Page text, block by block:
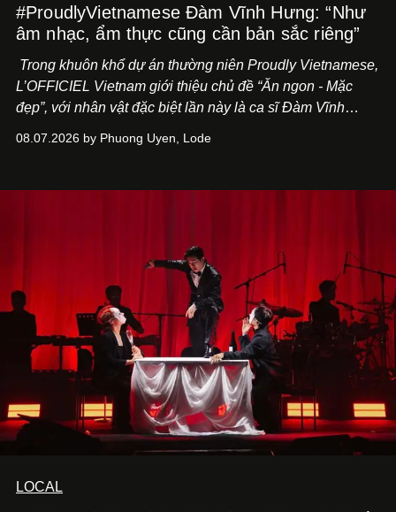
#ProudlyVietnamese Đàm Vĩnh Hưng: “Như
âm nhạc, ẩm thực cũng cần bản sắc riêng”
Trong khuôn khổ dự án thường niên Proudly Vietnamese,
L’OFFICIEL Vietnam giới thiệu chủ đề “Ăn ngon - Mặc
đẹp”, với nhân vật đặc biệt lần này là ca sĩ Đàm Vĩnh
Cà Phê Cà Pháo mang dấu ấn Indochine hoài niệm, thu
08.07.2026 by Phuong Uyen, Lode
LOCAL